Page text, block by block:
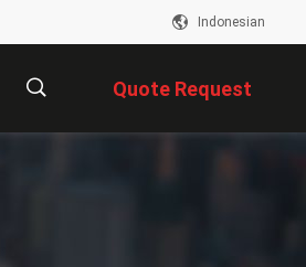
Indonesian
Quote Request